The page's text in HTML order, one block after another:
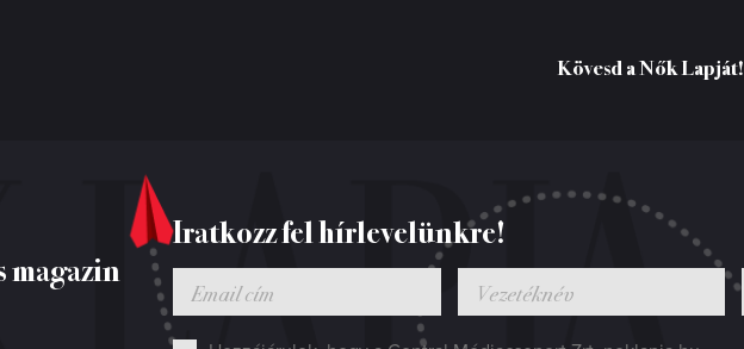
Kövesd a Nők Lapját!
Iratkozz fel hírlevelünkre!